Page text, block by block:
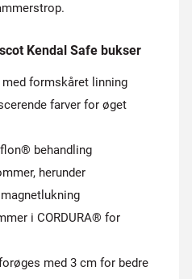
Kendal Safe bukser
formskåret linning
farver for øget
behandling
herunder
i CORDURA® for
med 3 cm for bedre